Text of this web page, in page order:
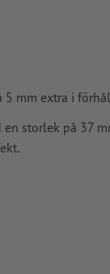
5 mm extra i
storlek på 37